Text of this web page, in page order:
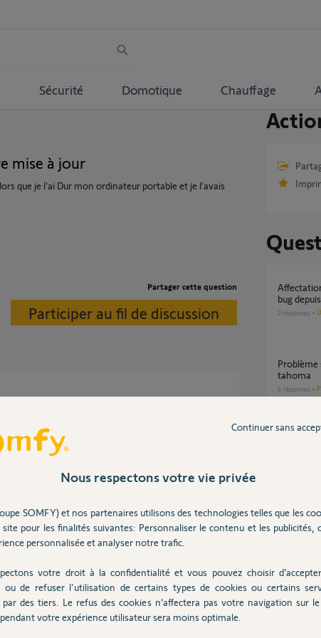
Sécurité Domotique Chauffage
mise à jour
que je l’ai Dur mon ordinateur portable et je l’avais
Partager cette question
Participer au fil de discussion
votre installation, le modèle des
Posez votre question
Affectation d'équipements dans une pièce,
bug
2 réponses
Problème suite à la dernière MAJ de la box
tahoma
4 réponses
Comment associer deux tahoma avec un
même
la
Problèmes de communication depuis la
Nous respectons votre vie privée
SOMFY) et nos partenaires utilisons des technologies telles que les
pour les finalités suivantes: Personnaliser le contenu et les publicités,
personnalisée et analyser notre trafic.
votre droit à la confidentialité et vous pouvez choisir
ou de refuser l'utilisation de certains types de cookies ou certains
par des tiers. Le refus des cookies n’affectera pas votre navigation sur
votre expérience utilisateur sera moins optimale.
Continuer sans